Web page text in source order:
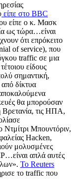
είπε στο BBC
είπε ο κ. Μασκ
ως τώρα…είναι
ότι επρόκειτο
of service), που
traffic σε μια
είδους
σημαντική,
δίκτυα
θα μπορούσαν
Βρετανία, τις ΗΠΑ,
Ντμίτρι Μπουντόριν,
Hacken,
μολυσμένες
απλά αυτές
Το Reuters
το traffic που